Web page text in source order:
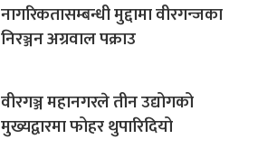
नागरिकतासम्बन्धी मुद्दामा वीरगन्जका
निरञ्जन अग्रवाल पक्राउ
वीरगञ्ज महानगरले तीन उद्योगको
मुख्यद्वारमा फोहर थुपारिदियो